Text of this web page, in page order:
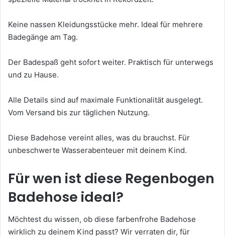
Keine nassen Kleidungsstücke mehr. Ideal für mehrere
Badegänge am Tag.
Der Badespaß geht sofort weiter. Praktisch für unterwegs
und zu Hause.
Alle Details sind auf maximale Funktionalität ausgelegt.
Vom Versand bis zur täglichen Nutzung.
Diese Badehose vereint alles, was du brauchst. Für
unbeschwerte Wasserabenteuer mit deinem Kind.
Für wen ist diese Regenbogen
Badehose ideal?
Möchtest du wissen, ob diese farbenfrohe Badehose
wirklich zu deinem Kind passt? Wir verraten dir, für